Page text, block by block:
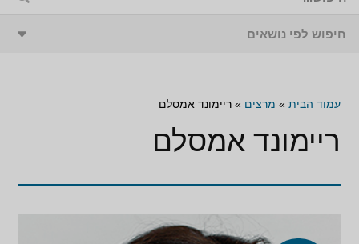
עמוד הבית » מרצים »ריימונד אמסלם
ריימונד אמסלם